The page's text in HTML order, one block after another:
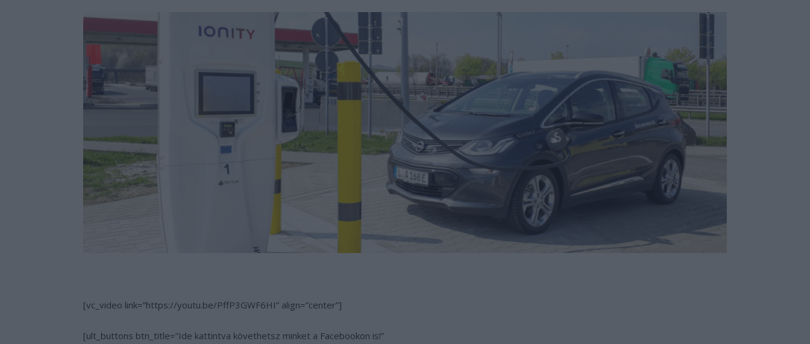
[vc_video link=”https://youtu.be/PffP3GWF6HI” align=”center”]
[ult_buttons btn_title=”Ide kattintva követhetsz minket a Facebookon is!”